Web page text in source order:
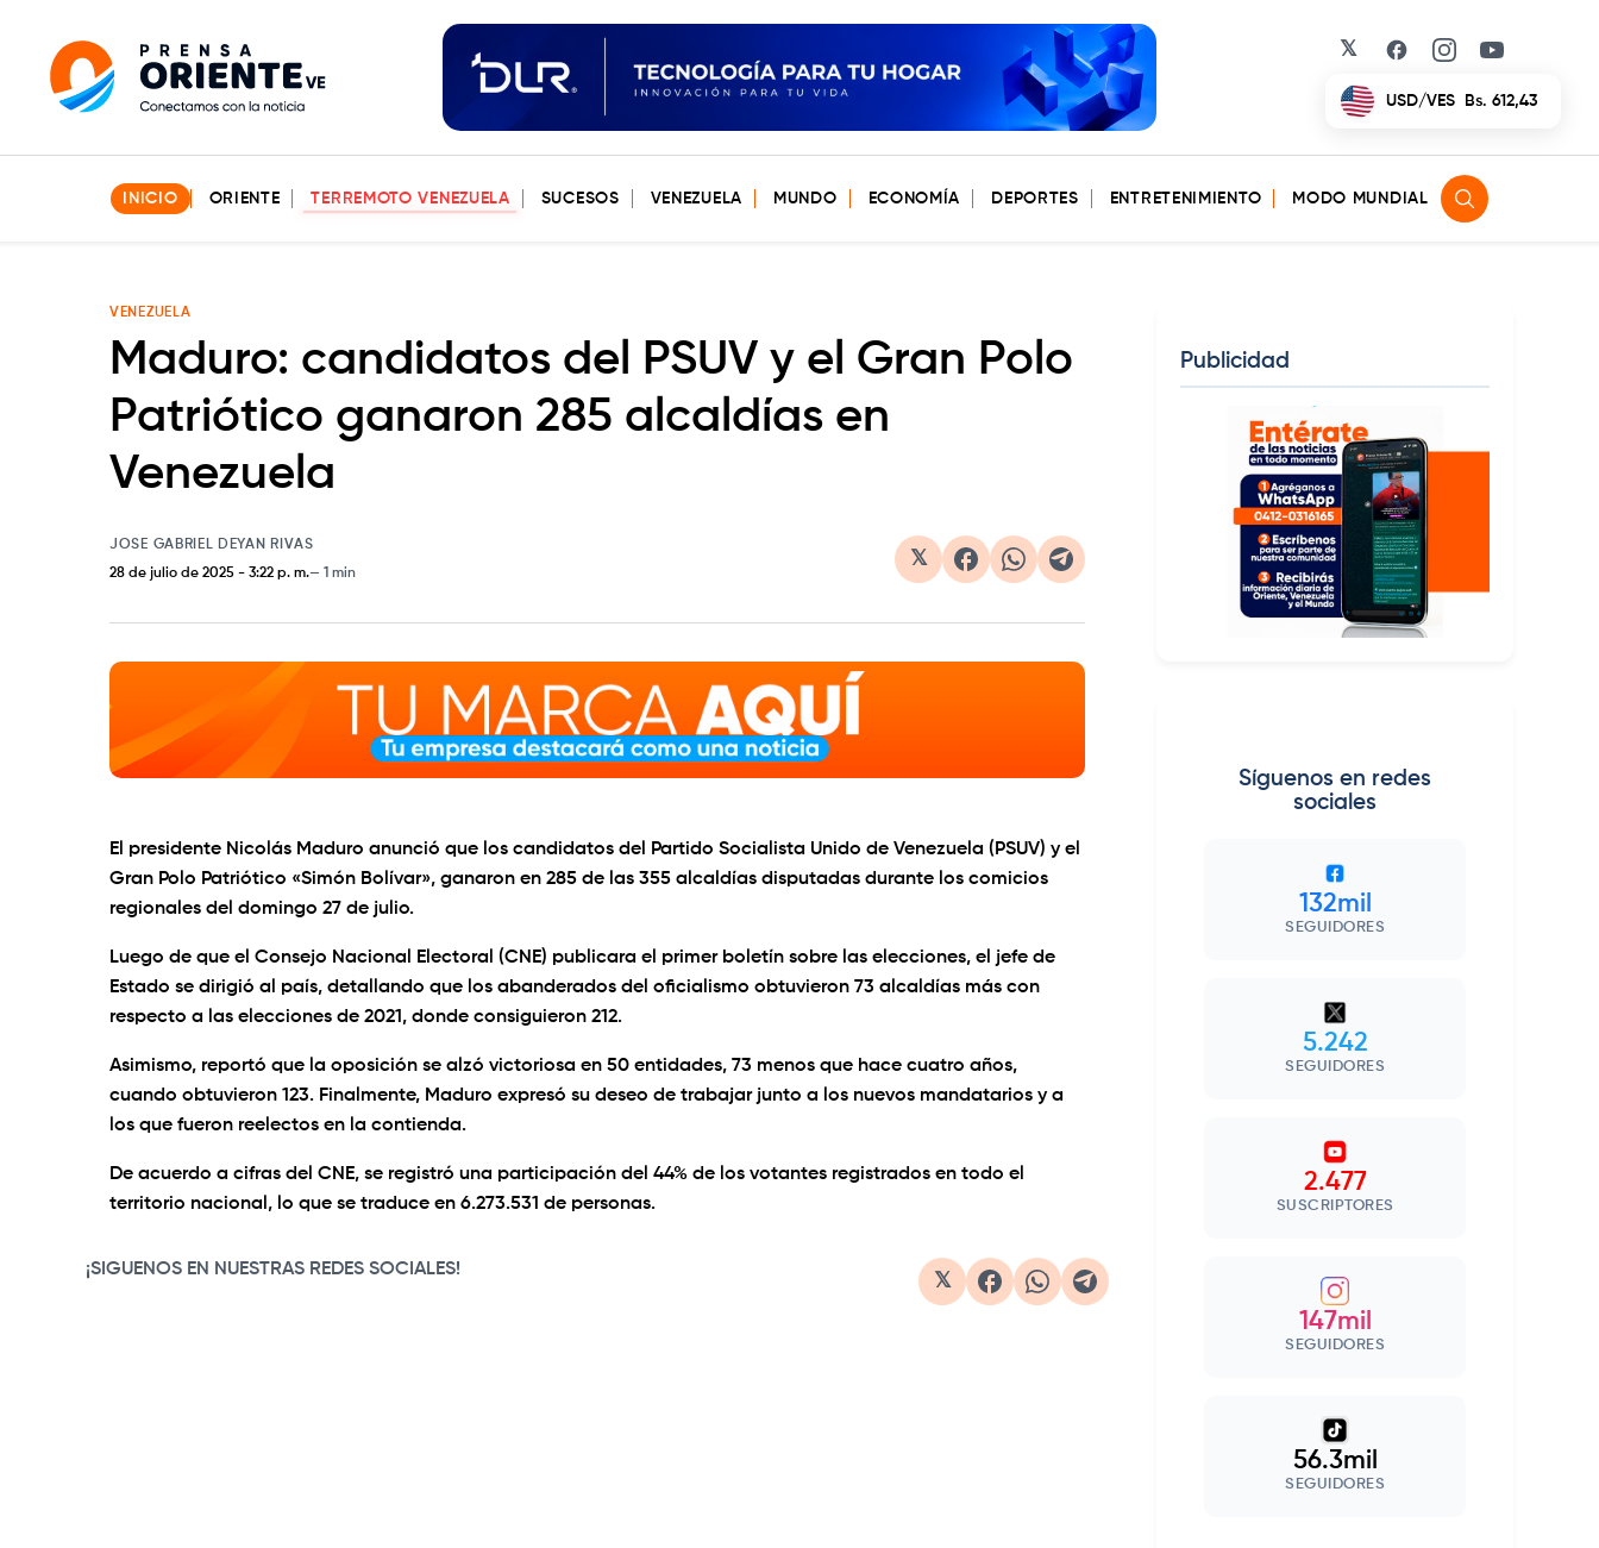
𝕏 Facebook
Instagram
YouTube
EUR/VES Bs. 702,42
INICIO ORIENTE TERREMOTO VENEZUELA SUCESOS VENEZUELA MUNDO ECONOMÍA DEPORTES ENTRETENIMIENTO MODO MUNDIAL
VENEZUELA
Maduro: candidatos del PSUV y el Gran Polo
Patriótico ganaron 285 alcaldías en
Venezuela
JOSE GABRIEL DEYAN RIVAS
28 de julio de 2025 - 3:22 p. m. 1 min
𝕏
El presidente Nicolás Maduro anunció que los candidatos del Partido Socialista Unido de Venezuela (PSUV) y el
Gran Polo Patriótico «Simón Bolívar», ganaron en 285 de las 355 alcaldías disputadas durante los comicios
regionales del domingo 27 de julio.
Luego de que el Consejo Nacional Electoral (CNE) publicara el primer boletín sobre las elecciones, el jefe de
Estado se dirigió al país, detallando que los abanderados del oficialismo obtuvieron 73 alcaldías más con
respecto a las elecciones de 2021, donde consiguieron 212.
Asimismo, reportó que la oposición se alzó victoriosa en 50 entidades, 73 menos que hace cuatro años,
cuando obtuvieron 123. Finalmente, Maduro expresó su deseo de trabajar junto a los nuevos mandatarios y a
los que fueron reelectos en la contienda.
De acuerdo a cifras del CNE, se registró una participación del 44% de los votantes registrados en todo el
territorio nacional, lo que se traduce en 6.273.531 de personas.
¡SIGUENOS EN NUESTRAS REDES SOCIALES!
𝕏
Publicidad
Síguenos en redes
sociales
132mil
SEGUIDORES
5.242
SEGUIDORES
2.477
SUSCRIPTORES
147mil
SEGUIDORES
56.3mil
SEGUIDORES